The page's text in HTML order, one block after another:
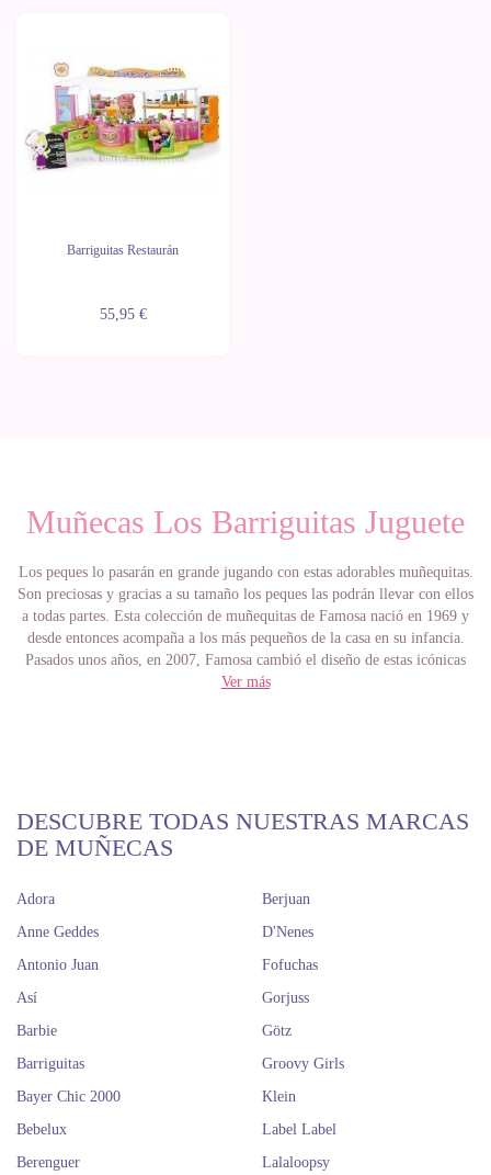
unidades
Barriguitas Restaurán
55,95 €
Muñecas Los Barriguitas Juguete
Los peques lo pasarán en grande jugando con estas adorables muñequitas.
Son preciosas y gracias a su tamaño los peques las podrán llevar con ellos
a todas partes. Esta colección de muñequitas de Famosa nació en 1969 y
desde entonces acompaña a los más pequeños de la casa en su infancia.
Pasados unos años, en 2007, Famosa cambió el diseño de estas icónicas
muñequitas para poder adaptarse a los nuevos tiempos, aunque siempre
generación y regalarles a los peques momentos llenos de diversión y
aventura que no olvidarán. Las muñecas Barriguitas más grandes miden
11 cm, ¡son súper chiquititas! Además, tienen un montón de accesorios
Jugar con "Los Barriguitas" de Famosa ayuda a mejorar la empatía y la
motricidad, así como las habilidades sociales en desarrollo de los más
adorables muñequitas.
Si quieres ver más de cerca las muñecas de nueva generación de “Los
Barriguitas”, sólo tienes que escoger la que más te guste y acceder a su
ficha de producto para conocer sus especificaciones. Conoce las últimas
novedades en muñecas y accesorios suscribiéndote a nuestro boletín.
Realizamos envíos a todo el mundo y entregamos en 24-48h a envíos
peninsulares. Si tu compra supera los 90 euros, tu envío nacional es
gratis.
seguro que te apasionan las de
yNenuco. ¡Son todas preciosas!
Ver más
DESCUBRE TODAS NUESTRAS MARCAS
DE MUÑECAS
Adora
Anne Geddes
Antonio Juan
Así
Barbie
Barriguitas
Bayer Chic 2000
Bebelux
Berenguer
Berjuan
D'Nenes
Fofuchas
Gorjuss
Götz
Groovy Girls
Klein
Label Label
Lalaloopsy